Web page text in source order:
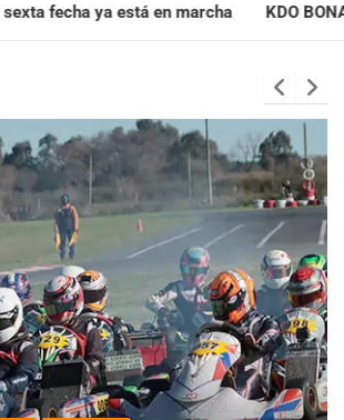
KDO BONAERENSE: Con la vara bien